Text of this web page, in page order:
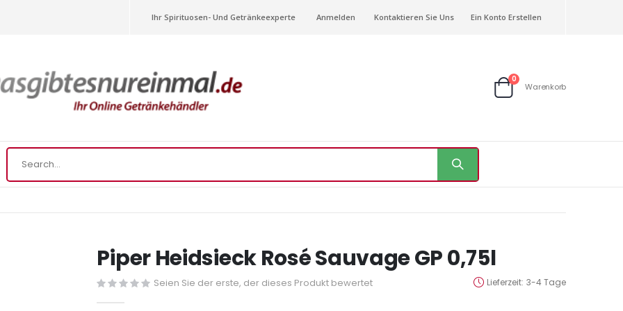
Ihr Spirituosen- Und Getränkeexperte Anmelden Kontaktieren Sie Uns Ein Konto Erstellen
Warenkorb
0Artikel
Warenkorb
Piper Heidsieck Rosé Sauvage GP 0,75l
Lieferzeit 3-4 Tage
Seien Sie der erste, der dieses Produkt bewertet